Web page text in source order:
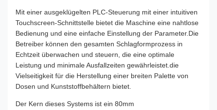
Mit einer ausgeklügelten PLC-Steuerung mit einer intuitiven
Touchscreen-Schnittstelle bietet die Maschine eine nahtlose
Bedienung und eine einfache Einstellung der Parameter.Die
Betreiber können den gesamten Schlagformprozess in
Echtzeit überwachen und steuern, die eine optimale
Leistung und minimale Ausfallzeiten gewährleistet.die
Vielseitigkeit für die Herstellung einer breiten Palette von
Dosen und Kunststoffbehältern bietet.
Der Kern dieses Systems ist ein 80mm